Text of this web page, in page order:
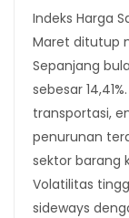
Indeks Harga
Maret ditutup
Sepanjang
sebesar
transportasi,
penurunan
sektor barang
Volatilitas
sideways